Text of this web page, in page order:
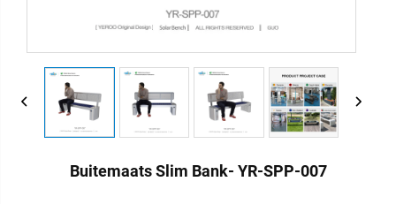
Buitemaats Slim Bank- YR-SPP-007